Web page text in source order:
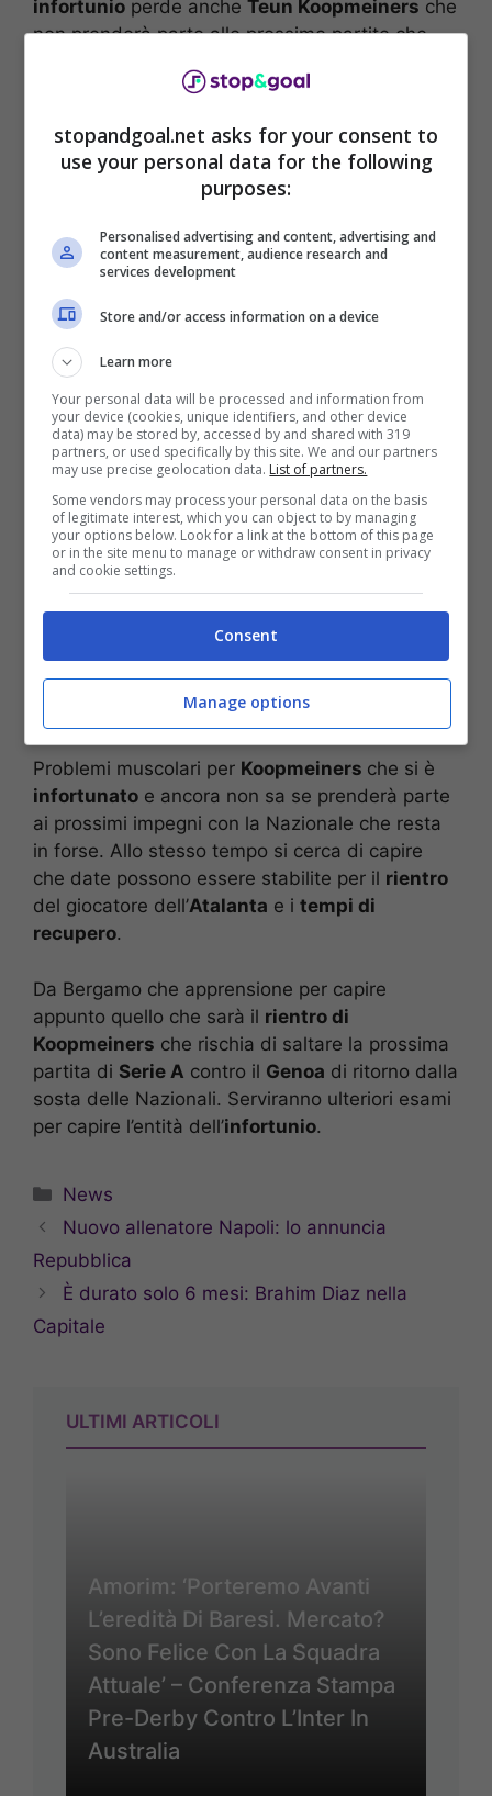
infortunio perde anche Teun Koopmeiners che
non prenderà parte alle prossime partite che
per il girone di qualificazione agli Europei 2024
Sarà il ct RonaldKoemana decidere con lo
staff medico e lo stessoKoopmeiners
essere rischiato e giocare le prossime partite da
infortunato. Lecondizionidel giocatore al
momento non sembrano essere delle migliori e
presto ci saranno delle novità.
Rientro Koopmeiners: i
tempi di recupero
Problemi muscolari per Koopmeiners che si è
infortunato e ancora non sa se prenderà parte
ai prossimi impegni con la Nazionale che resta
in forse. Allo stesso tempo si cerca di capire
che date possono essere stabilite per il rientro
del giocatore dell’Atalanta e i tempi di
recupero.
Da Bergamo che apprensione per capire
appunto quello che sarà il rientro di
Koopmeiners che rischia di saltare la prossima
partita di Serie A contro il Genoa di ritorno dalla
sosta delle Nazionali. Serviranno ulteriori esami
per capire l’entità dell’infortunio.
Categorie
News
Nuovo allenatore Napoli: lo annuncia
Repubblica
È durato solo 6 mesi: Brahim Diaz nella
Capitale
ULTIMI ARTICOLI
Amorim: ‘Porteremo Avanti
L’eredità Di Baresi. Mercato?
Sono Felice Con La Squadra
Attuale’ – Conferenza Stampa
Pre-Derby Contro L’Inter In
Australia
stopandgoal.net asks for your consent to
use your personal data for the following
purposes:
Personalised advertising and content, advertising and
content measurement, audience research and
services development
Store and/or access information on a device
Learn more
Your personal data will be processed and information from
your device (cookies, unique identifiers, and other device
data) may be stored by, accessed by and shared with 319
partners, or used specifically by this site. We and our partners
may use precise geolocation data. List of partners.
Some vendors may process your personal data on the basis
of legitimate interest, which you can object to by managing
your options below. Look for a link at the bottom of this page
or in the site menu to manage or withdraw consent in privacy
and cookie settings.
Consent
Manage options